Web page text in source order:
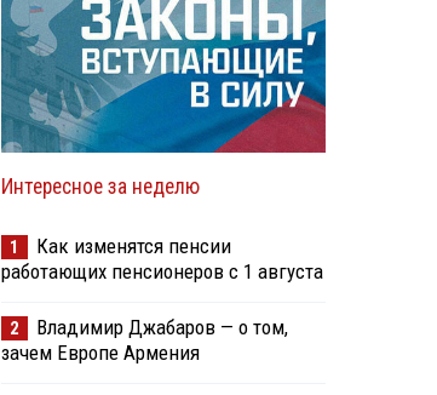
Интересное за неделю
1
Как изменятся пенсии
работающих пенсионеров с 1 августа
2
Владимир Джабаров — о том,
зачем Европе Армения